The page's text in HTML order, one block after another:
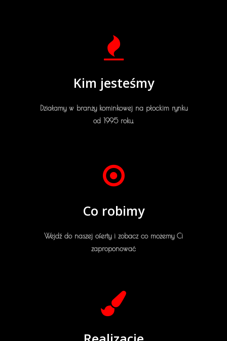
Kim jesteśmy
Działamy w branży kominkowej na płockim rynku
od 1995 roku.
Co robimy
Wejdź do naszej oferty i zobacz co możemy Ci
zaproponować